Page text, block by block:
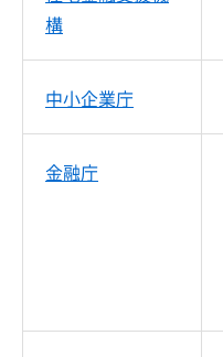
構
中小企業庁
金融庁